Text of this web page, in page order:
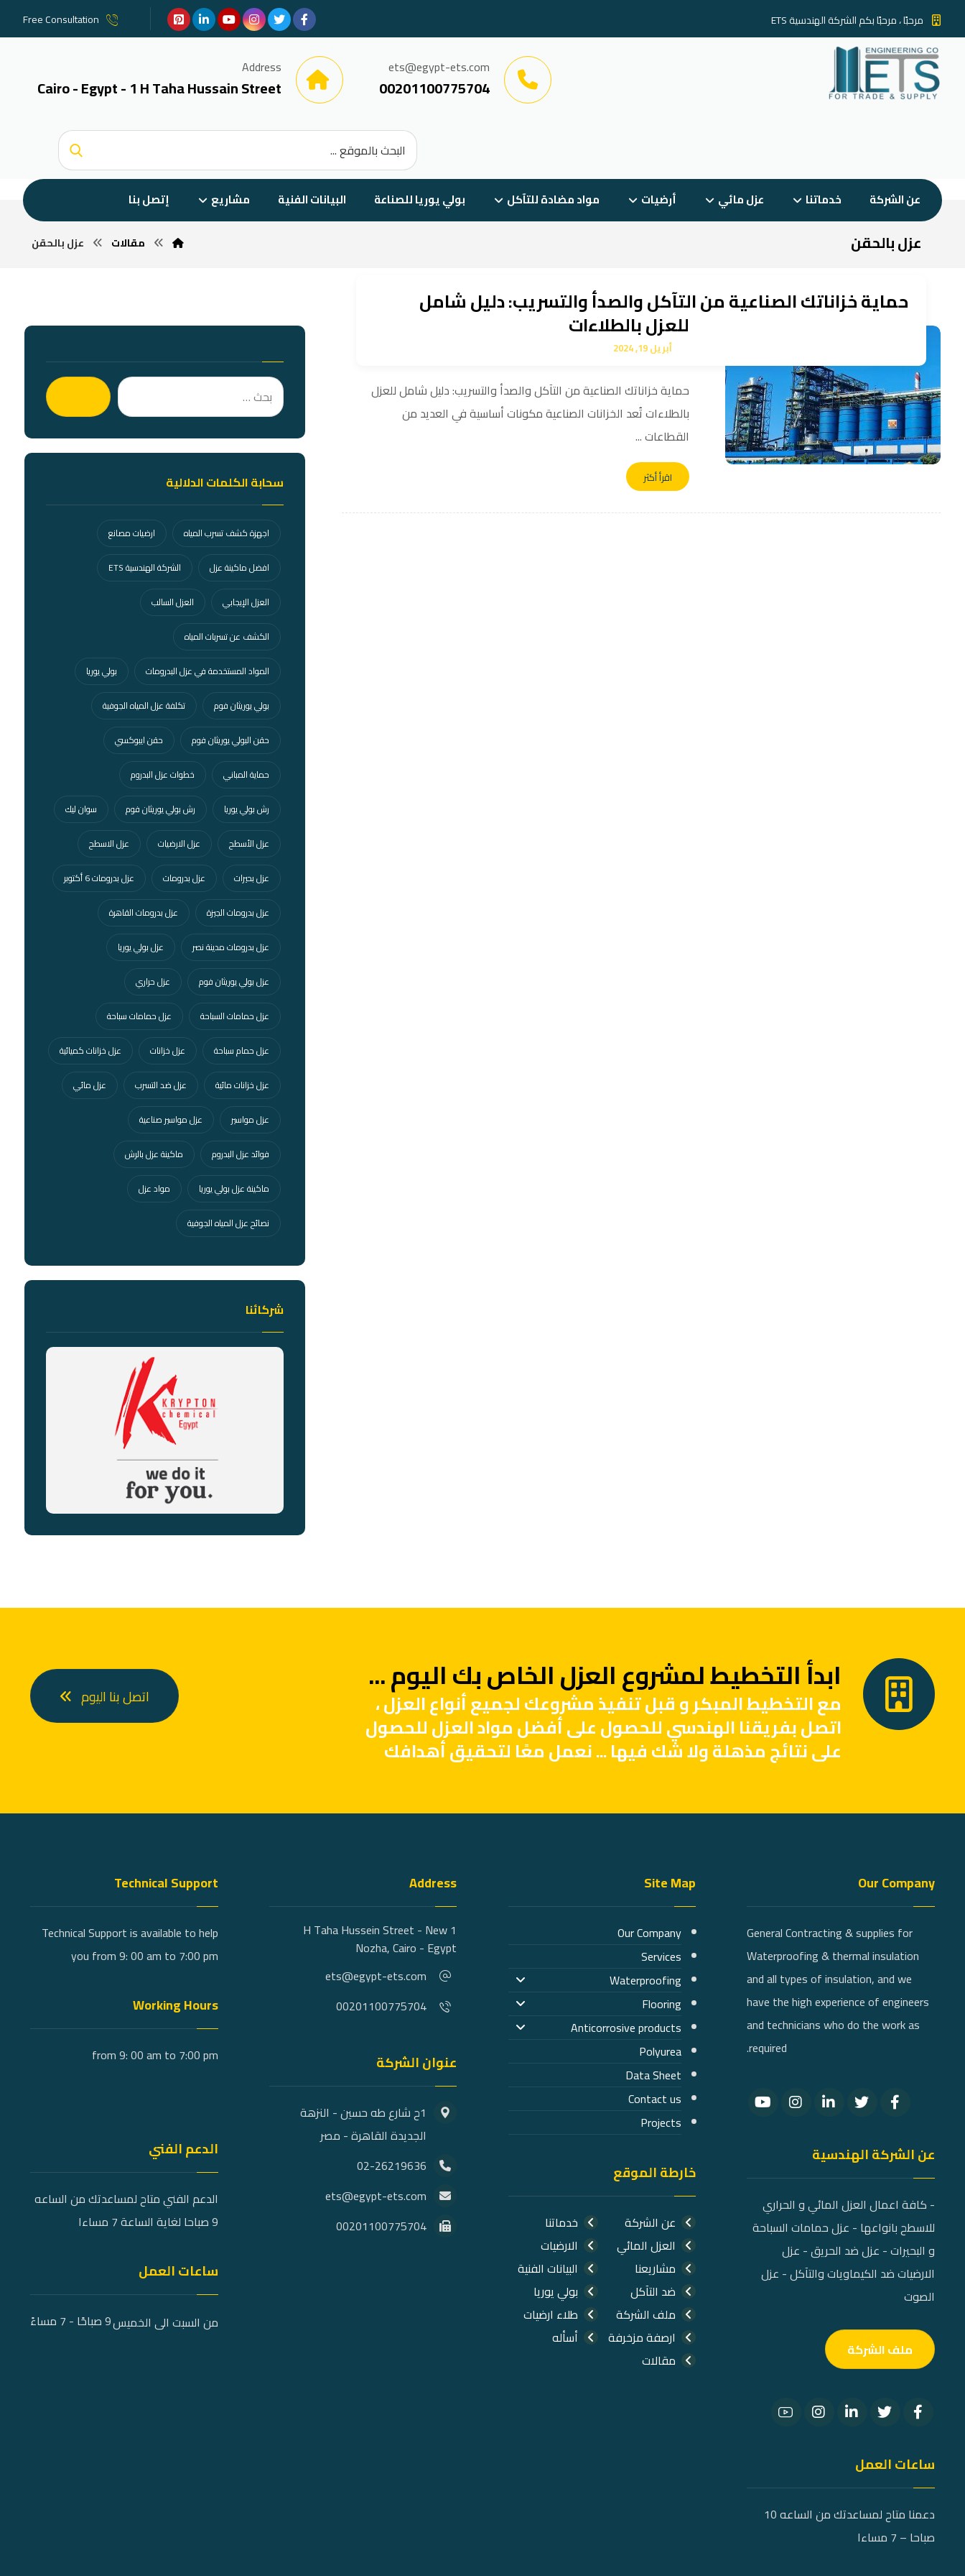
مرحبًا ، مرحبًا بكم الشركة الهندسية ETS Free Consultation
Address
Cairo - Egypt - 1 H Taha Hussain Street
ets@egypt-ets.com
00201100775704
عن الشركة خدماتنا عزل مائي أرضيات مواد مضادة للتآكل بولي يوريا للصناعة البيانات الفنية مشاريع إتصل بنا
عزل بالحقن مقالات عزل بالحقن
حماية خزاناتك الصناعية من التآكل والصدأ والتسريب: دليل شامل
للعزل بالطلاءات
أبريل 19, 2024
حماية خزاناتك الصناعية من التآكل والصدأ والتسريب: دليل شامل للعزل
بالطلاءات تُعد الخزانات الصناعية مكونات أساسية في العديد من
القطاعات ...
اقرأ أكثر سحابة الكلمات الدلالية
اجهزة كشف تسرب المياه ارضيات مصانع
افضل ماكينة عزل الشركة الهندسية ETS
العزل الإيجابي العزل السالب
الكشف عن تسربات المياه
المواد المستخدمة في عزل البدرومات بولي يوريا
بولي يوريثان فوم تكلفة عزل المياه الجوفية
حقن البولي يوريثان فوم حقن ايبوكسي
حماية المباني خطوات عزل البدروم
رش بولي يوريا رش بولي يوريثان فوم سوان ليك
عزل الأسطح عزل الارضيات عزل الاسطح
عزل بحيرات عزل بدرومات عزل بدرومات 6 أكتوبر
عزل بدرومات الجيزة عزل بدرومات القاهرة
عزل بدرومات مدينة نصر عزل بولي يوريا
عزل بولي يوريثان فوم عزل حراري
عزل حمامات السباحة عزل حمامات سباحة
عزل حمام سباحة عزل خزانات عزل خزانات كميائية
عزل خزانات مائية عزل ضد التسرب عزل مائي
عزل مواسير عزل مواسير صناعية
فوائد عزل البدروم ماكينة عزل بالرش
ماكينة عزل بولي يوريا مواد عزل
نصائح عزل المياه الجوفية
شركائنا
ابدأ التخطيط لمشروع العزل الخاص بك اليوم ...
مع التخطيط المبكر و قبل تنفيذ مشروعك لجميع أنواع العزل ،
اتصل بفريقنا الهندسي للحصول على أفضل مواد العزل للحصول
على نتائج مذهلة ولا شك فيها ... نعمل معًا لتحقيق أهدافك
اتصل بنا اليوم
Our Company
General Contracting & supplies for
Waterproofing & thermal insulation
and all types of insulation, and we
have the high experience of engineers
and technicians who do the work as
required.
عن الشركة الهندسية
- كافة اعمال العزل المائي و الحراري
للاسطح بانواعها - عزل حمامات السباحة
و البحيرات - عزل ضد الحريق - عزل
الارضيات ضد الكيماويات والتآكل - عزل
الصوت
ملف الشركة
ساعات العمل
دعمنا متاح لمساعدتك من الساعه 10
صباحا – 7 مساءا
Site Map
Our Company
Services
Waterproofing
Flooring
Anticorrosive products
Polyurea
Data Sheet
Contact us
Projects
خارطة الموقع
عن الشركة
خدماتنا
العزل المائي
الارضيات
مشاريعنا
البيانات الفنية
ضد التآكل
بولي يوريا
ملف الشركة
طلاء ارضيات
ارصفة مزخرفة
أسأله
مقالات
Address
1 H Taha Hussein Street - New
Nozha, Cairo - Egypt
ets@egypt-ets.com
00201100775704
عنوان الشركة
1ح شارع طه حسين - النزهة
الجديدة القاهرة - مصر
02-26219636
ets@egypt-ets.com
00201100775704
Technical Support
Technical Support is available to help
you from 9: 00 am to 7:00 pm
Working Hours
from 9: 00 am to 7:00 pm
الدعم الفني
الدعم الفني متاح لمساعدتك من الساعه
9 صباحا لغاية الساعة 7 مساءا
ساعات العمل
من السبت الى الخميس9 صباحًا - 7 مساءً